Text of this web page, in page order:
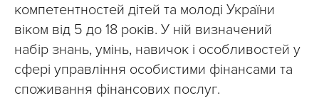
компетентностей дітей та молоді України
віком від 5 до 18 років. У ній визначений
набір знань, умінь, навичок і особливостей у
сфері управління особистими фінансами та
споживання фінансових послуг.